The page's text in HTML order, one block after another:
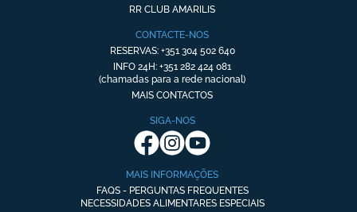
RR CLUB AMARILIS
CONTACTE-NOS
RESERVAS: +351 304 502 640
INFO 24H: +351 282 424 081
(chamadas para a rede nacional)
MAIS CONTACTOS
SIGA-NOS
MAIS INFORMAÇÕES
FAQS - PERGUNTAS FREQUENTES
NECESSIDADES ALIMENTARES ESPECIAIS